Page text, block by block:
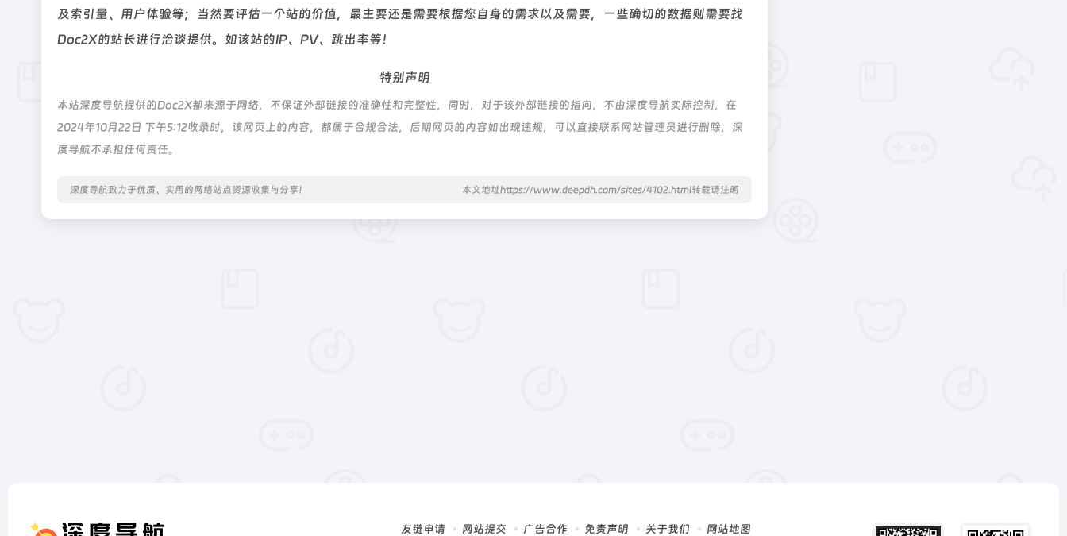
及索引量、用户体验等；当然要评估一个站的价值，最主要还是需要根据您自身的需求以及需要，一些确切的数据则需要找
Doc2X的站长进行洽谈提供。如该站的IP、PV、跳出率等！
特别声明
本站深度导航提供的Doc2X都来源于网络，不保证外部链接的准确性和完整性，同时，对于该外部链接的指向，不由深度导航实际控制，在
2024年10月22日 下午5:12收录时，该网页上的内容，都属于合规合法，后期网页的内容如出现违规，可以直接联系网站管理员进行删除，深
度导航不承担任何责任。
深度导航致力于优质、实用的网络站点资源收集与分享！ 本文地址https://www.deepdh.com/sites/4102.html转载请注明
友链申请 网站提交 广告合作 免责声明 关于我们 网站地图